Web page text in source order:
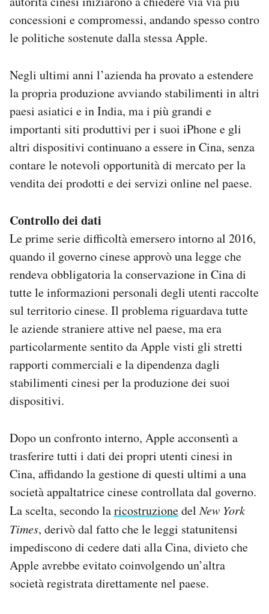
concessioni e compromessi, andando spesso contro
le politiche sostenute dalla stessa Apple.
Negli ultimi anni l’azienda ha provato a estendere
la propria produzione avviando stabilimenti in altri
paesi asiatici e in India, ma i più grandi e
importanti siti produttivi per i suoi iPhone e gli
altri dispositivi continuano a essere in Cina, senza
contare le notevoli opportunità di mercato per la
vendita dei prodotti e dei servizi online nel paese.
Controllo dei dati
Le prime serie difficoltà emersero intorno al 2016,
quando il governo cinese approvò una legge che
rendeva obbligatoria la conservazione in Cina di
tutte le informazioni personali degli utenti raccolte
sul territorio cinese. Il problema riguardava tutte
le aziende straniere attive nel paese, ma era
particolarmente sentito da Apple visti gli stretti
rapporti commerciali e la dipendenza dagli
stabilimenti cinesi per la produzione dei suoi
dispositivi.
Dopo un confronto interno, Apple acconsentì a
trasferire tutti i dati dei propri utenti cinesi in
Cina, affidando la gestione di questi ultimi a una
società appaltatrice cinese controllata dal governo.
La scelta, secondo laricostruzionedelNew York
Times, derivò dal fatto che le leggi statunitensi
impediscono di cedere dati alla Cina, divieto che
Apple avrebbe evitato coinvolgendo un’altra
società registrata direttamente nel paese.